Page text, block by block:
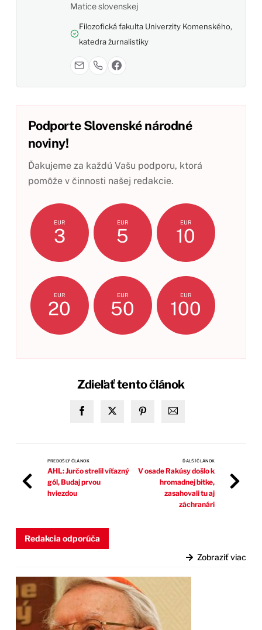
Matice slovenskej
Filozofická fakulta Univerzity Komenského,
katedra žurnalistiky
Podporte Slovenské národné
noviny!
Ďakujeme za každú Vašu podporu, ktorá
pomôže v činnosti našej redakcie.
EUR
3
EUR
5
EUR
10
EUR
20
EUR
50
EUR
100
Zdieľať tento článok
PREDOŠLÝ ČLÁNOK
AHL: Jurčo strelil víťazný
gól, Budaj prvou
hviezdou
ĎALŠÍ ČLÁNOK
V osade Rakúsy došlo k
hromadnej bitke,
zasahovali tu aj
záchranári
Redakcia odporúča
Zobraziť viac